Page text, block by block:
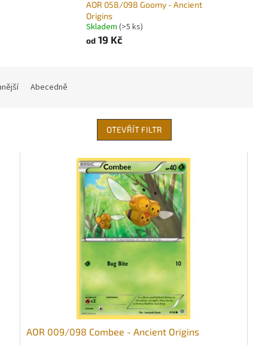
AOR 058/098 Goomy - Ancient
Origins
Skladem(>5 ks)
od 19 Kč
Abecedně
OTEVŘÍT FILTR
AOR 009/098 Combee - Ancient Origins